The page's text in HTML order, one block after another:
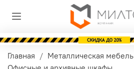
Главная Металлическая мебель